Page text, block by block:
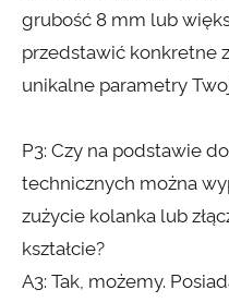
grubość 8 mm lub
przedstawić konkretne
unikalne parametry
P3: Czy na podstawie
technicznych można
zużycie kolanka lub
kształcie?
A3: Tak, możemy.